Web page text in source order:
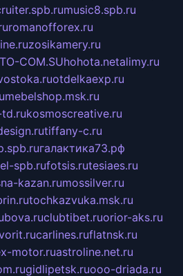
music8.spb.ru
romanofforex.ru
zosikamery.ru
COM.SUhohota.netalimy.ru
otdelkaexp.ru
mebelshop.msk.ru
kosmoscreative.ru
tiffany-c.ru
галактика73.рф
spb.rufotsis.rutesiaes.ru
kazan.rumossilver.ru
tochkazvuka.msk.ru
clubtibet.ruorior-aks.ru
carlines.ruflatnsk.ru
motor.ruastroline.net.ru
gidlipetsk.ruooo-driada.ru